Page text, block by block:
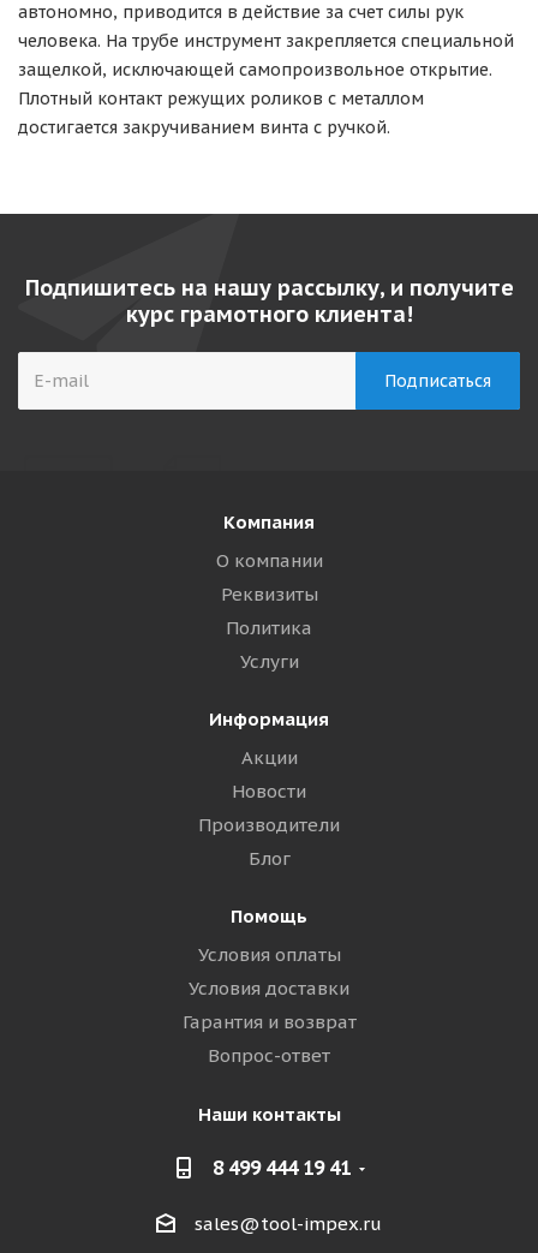
автономно, приводится в действие за счет силы рук
человека. На трубе инструмент закрепляется специальной
защелкой, исключающей самопроизвольное открытие.
Плотный контакт режущих роликов с металлом
достигается закручиванием винта с ручкой.
Подпишитесь на нашу рассылку, и получите
курс грамотного клиента!
Компания
О компании
Реквизиты
Политика
Услуги
Информация
Акции
Новости
Производители
Блог
Помощь
Условия оплаты
Условия доставки
Гарантия и возврат
Вопрос-ответ
Наши контакты
8 499 444 19 41
sales@tool-impex.ru